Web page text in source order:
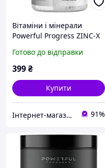
Вітаміни і мінерали
Powerful Progress ZINC-X
Готово до відправки
399₴
Купити
Інтернет-магазин "Beast" 91%